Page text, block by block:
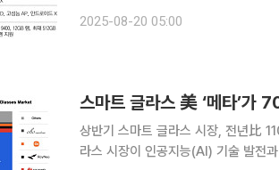
지능(AI)·XR·폴더블 등 차세대 기기
2025-08-20 05:00
스마트 글라스 美 ‘메타’가
상반기 스마트 글라스 시장, 전년比
라스 시장이 인공지능(AI) 기술 발전